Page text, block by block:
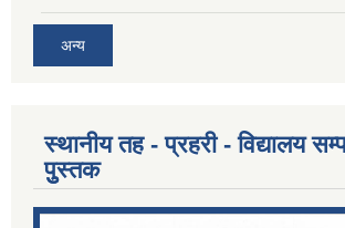
अन्य
स्थानीय तह - प्रहरी - विद्यालय
पुुस्तक